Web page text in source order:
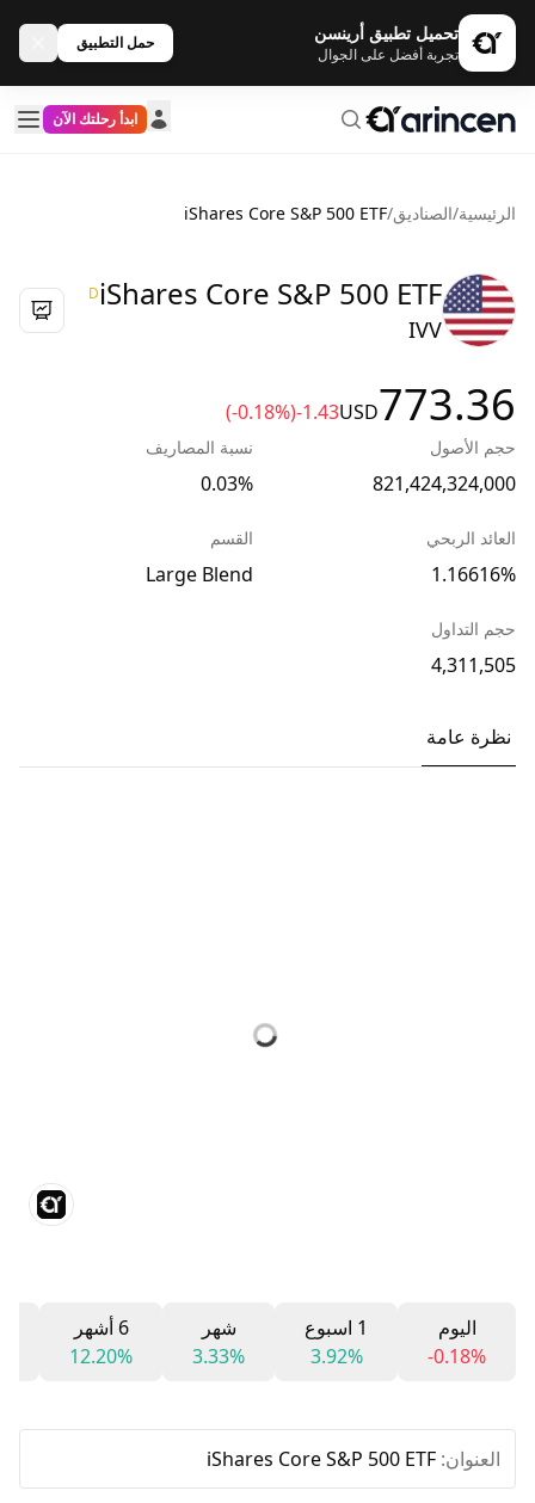
تحميل تطبيق أرينسن
تجربة أفضل على الجوال
حمل التطبيق
ابدأ رحلتك الآن
الرئيسية/الصناديق/
iShares Core S&P 500 ETF
iShares Core S&P 500 ETF
D
IVV
773.36
USD
-1.43
(-0.18%)
حجم الأصول
821,424,324,000
نسبة المصاريف
0.03%
العائد الربحي
1.16616%
القسم
Large Blend
حجم التداول
4,311,505
نظرة عامة
اليوم
-0.18%
1 اسبوع
3.92%
شهر
3.33%
6 أشهر
12.20%
العنوان: iShares Core S&P 500 ETF